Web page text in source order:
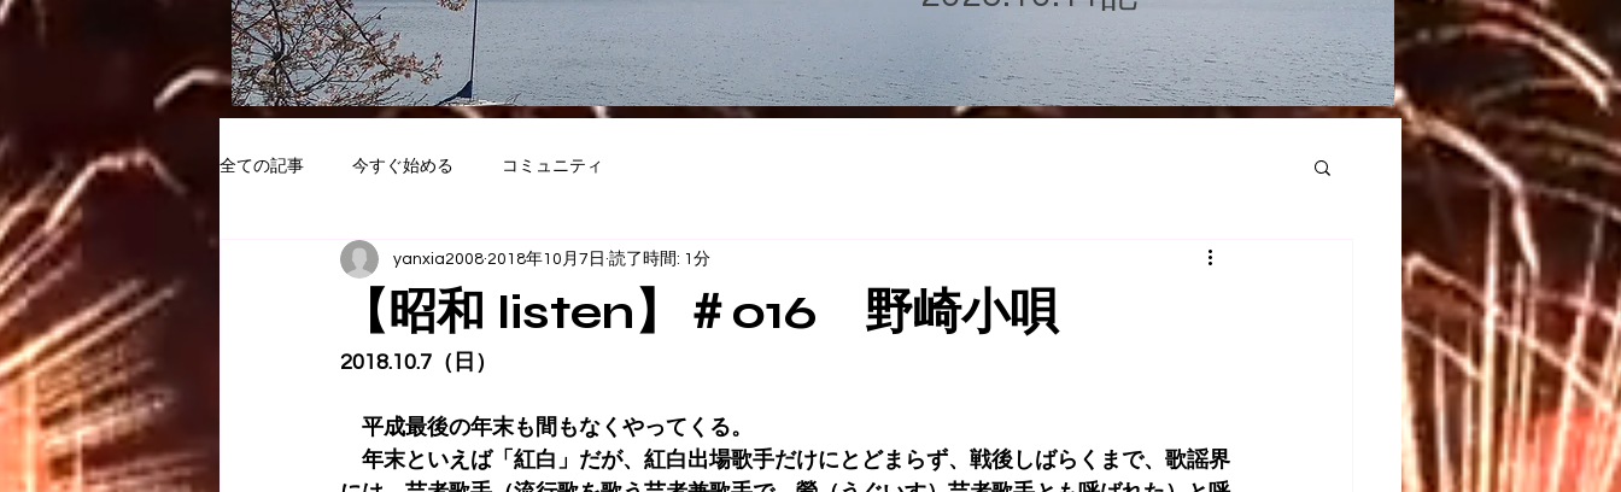
全ての記事 今すぐ始める コミュニティ
【昭和 listen】＃016 野崎小唄
yanxia2008 2018年10月7日 読了時間: 1分
2018.10.7（日）
平成最後の年末も間もなくやってくる。
年末といえば「紅白」だが、紅白出場歌手だけにとどまらず、戦後しばらくまで、歌謡界